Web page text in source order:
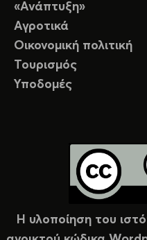
«Ανάπτυξη»
Αγροτικά
Οικονομική πολιτική
Τουρισμός
Υποδομές
Η υλοποίηση του